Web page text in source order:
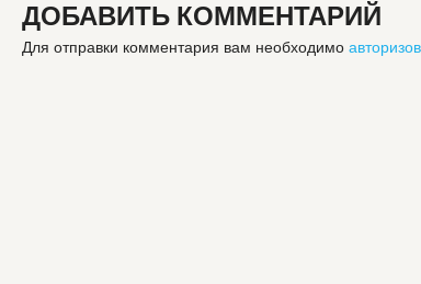
ДОБАВИТЬ КОММЕНТАРИЙ
Для отправки комментария вам необходимо